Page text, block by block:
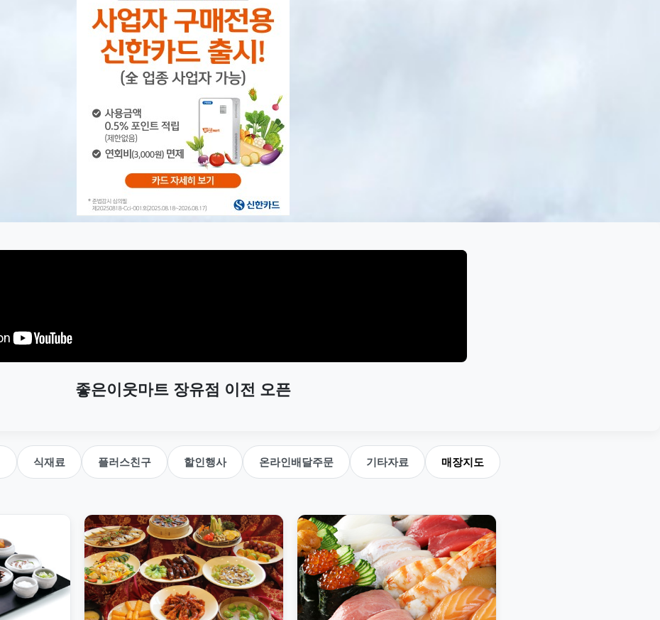
좋은이웃마트 장유점 이전 오픈
식재료 플러스친구 할인행사 온라인배달주문 기타자료 매장지도